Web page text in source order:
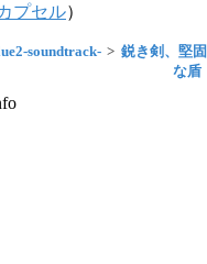
プセル）
soundtrack-
鋭き剣、堅固
な盾